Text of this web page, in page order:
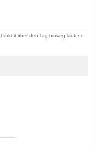
über den Tag hinweg laufend